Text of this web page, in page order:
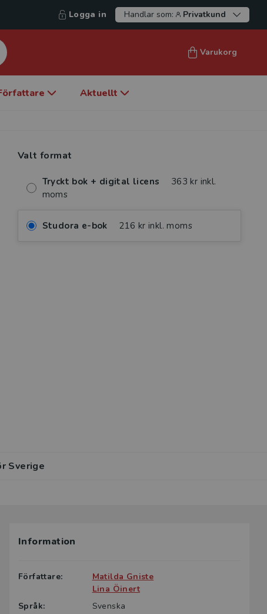
Logga in Handlar som: Privatkund
Varukorg
Aktuellt
Valt format
Tryckt bok + digital licens
363 kr inkl.
moms
Studora e-bok 216 kr inkl. moms
Sverige
till boken
för din
kontakta
Information
Författare:
Matilda Gniste
Lina Öinert
Språk:
Svenska